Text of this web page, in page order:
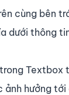
cùng bên
dưới thông
Textbox
hưởng